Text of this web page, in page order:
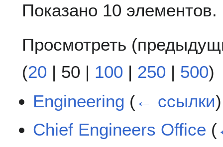
Показано 10 элементов.
Просмотреть (
(20 | 50 | 100 | 250 | 500)
Engineering (← ссылки)
Chief Engineers Office (